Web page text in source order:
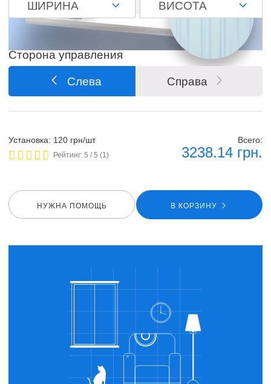
Сторона управления
Слева Справа
Установка: 120 грн/шт
Рейтинг:5 / 5 (1)
Всего:
3238.14грн.
НУЖНА ПОМОЩЬ В КОРЗИНУ